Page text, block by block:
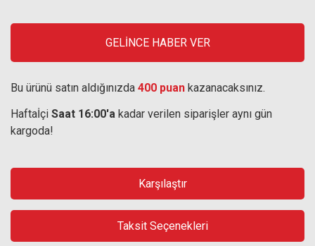
GELİNCE HABER VER
Bu ürünü satın aldığınızda 400 puan kazanacaksınız.
Haftaİçi Saat 16:00'a kadar verilen siparişler aynı gün
kargoda!
Karşılaştır
Taksit Seçenekleri